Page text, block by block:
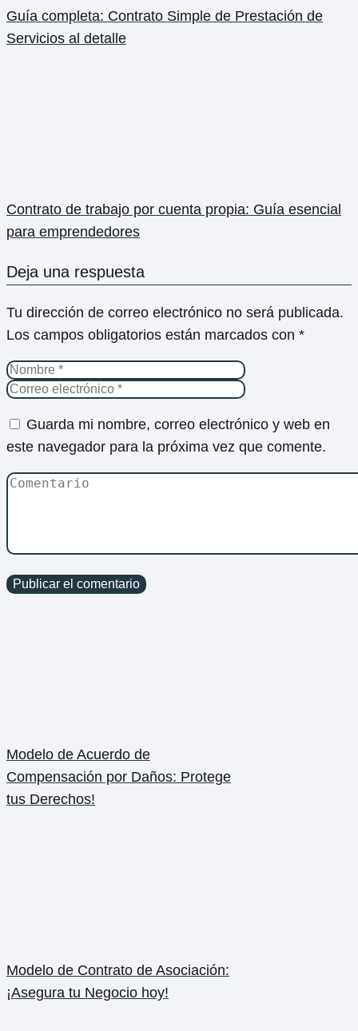
Guía completa: Contrato Simple de Prestación de
Servicios al detalle
Contrato de trabajo por cuenta propia: Guía esencial
para emprendedores
Deja una respuesta
Tu dirección de correo electrónico no será publicada.
Los campos obligatorios están marcados con *
Guarda mi nombre, correo electrónico y web en
este navegador para la próxima vez que comente.
Modelo de Acuerdo de
Compensación por Daños: Protege
tus Derechos!
Modelo de Contrato de Asociación:
¡Asegura tu Negocio hoy!